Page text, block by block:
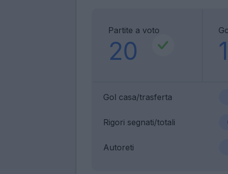
Partite a voto
20 1
Gol casa/trasferta
Rigori segnati/totali
Autoreti